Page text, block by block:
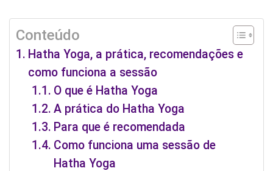
Conteúdo
Hatha Yoga, a prática, recomendações e
como funciona a sessão
O que é Hatha Yoga
A prática do Hatha Yoga
Para que é recomendada
Como funciona uma sessão de
Hatha Yoga